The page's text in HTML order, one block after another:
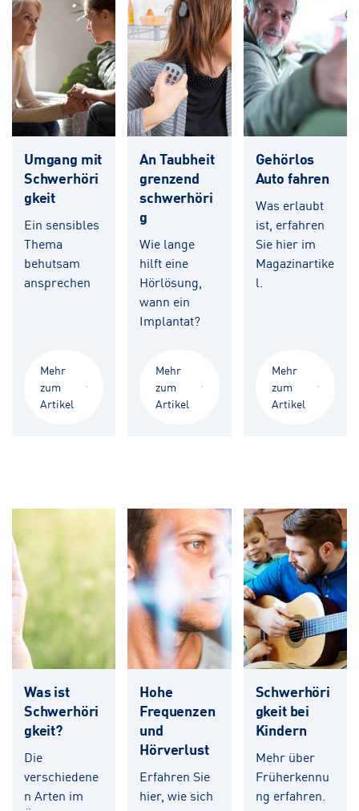
Umgang mit
Schwerhöri
gkeit
Ein sensibles
Thema
behutsam
ansprechen
Mehr
zum
Artikel
An Taubheit
grenzend
schwerhöri
g
Wie lange
hilft eine
Hörlösung,
wann ein
Implantat?
Mehr
zum
Artikel
Gehörlos
Auto fahren
Was erlaubt
ist, erfahren
Sie hier im
Magazinartike
l.
Mehr
zum
Artikel
Was ist
Schwerhöri
gkeit?
Die
verschiedene
n Arten im
Hohe
Frequenzen
und
Hörverlust
Erfahren Sie
hier, wie sich
Schwerhöri
gkeit bei
Kindern
Mehr über
Früherkennu
ng erfahren.